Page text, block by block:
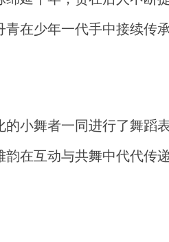
在少年一代手中接续传承
小舞者一同进行了舞蹈
在互动与共舞中代代传递